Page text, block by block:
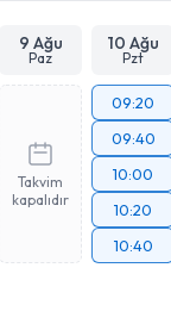
9 Ağu
Paz
10 Ağu
Pzt
Takvim
kapalıdır
09:20
09:40
10:00
10:20
10:40